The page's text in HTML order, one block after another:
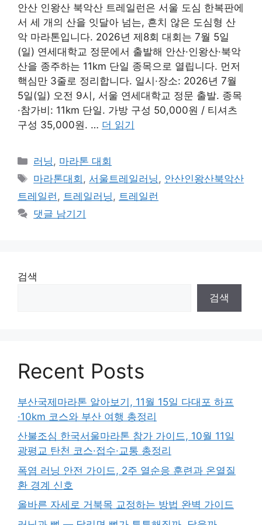
안산 인왕산 북악산 트레일런은 서울 도심 한복판에
서 세 개의 산을 잇달아 넘는, 흔치 않은 도심형 산
악 마라톤입니다. 2026년 제8회 대회는 7월 5일
(일) 연세대학교 정문에서 출발해 안산·인왕산·북악
산을 종주하는 11km 단일 종목으로 열립니다. 먼저
핵심만 3줄로 정리합니다. 일시·장소: 2026년 7월
5일(일) 오전 9시, 서울 연세대학교 정문 출발. 종목
·참가비: 11km 단일. 가방 구성 50,000원 / 티셔츠
구성 35,000원. … 더 읽기
카
테
고
리
러닝 , 마라톤 대회
태
그
마라톤대회 , 서울트레일러닝 , 안산인왕산북악산
트레일런 , 트레일러닝 , 트레일런
댓글 남기기
검색
검색
Recent Posts
부산국제마라톤 알아보기, 11월 15일 다대포 하프
·10km 코스와 부산 여행 총정리
산불조심 한국서울마라톤 참가 가이드, 10월 11일
광평교 탄천 코스·접수·교통 총정리
폭염 러닝 안전 가이드, 2주 열순응 훈련과 온열질
환 경계 신호
올바른 자세로 거북목 교정하는 방법 완벽 가이드